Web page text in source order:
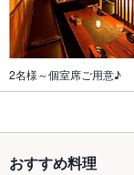
2名様～個室席ご用意♪
おすすめ料理